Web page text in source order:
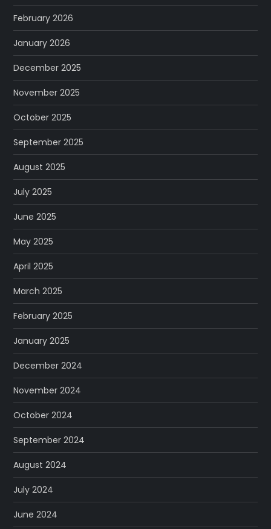
February 2026
January 2026
December 2025
November 2025
October 2025
September 2025
August 2025
July 2025
June 2025
May 2025
April 2025
March 2025
February 2025
January 2025
December 2024
November 2024
October 2024
September 2024
August 2024
July 2024
June 2024